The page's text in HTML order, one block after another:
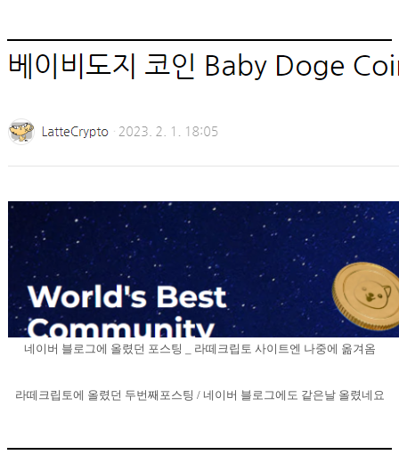
네이버 블로그에 올렸던 포스팅 _ 라떼크립토 사이트엔 나중에 옮겨옴
라떼크립토에 올렸던 두번째포스팅 / 네이버 블로그에도 같은날 올렸네요